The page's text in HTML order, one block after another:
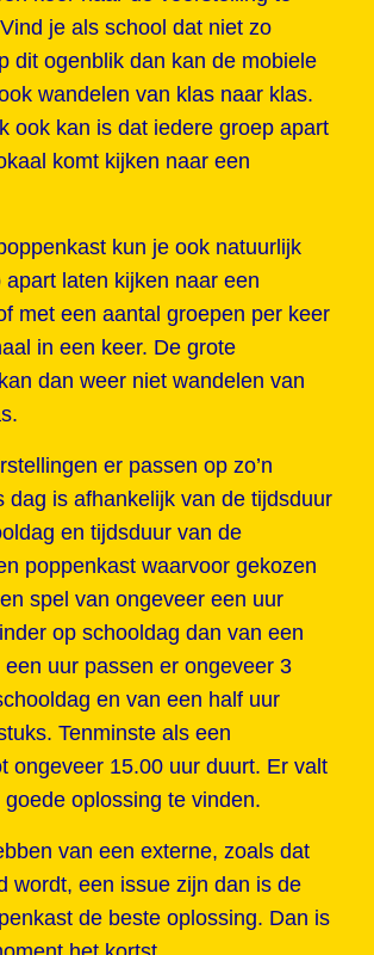
je als school dat niet zo
dit ogenblik dan kan de mobiele
wandelen van klas naar klas.
ook kan is dat iedere groep apart
komt kijken naar een
kun je ook natuurlijk
apart laten kijken naar een
met een aantal groepen per keer
in een keer. De grote
dan weer niet wandelen van
er passen op zo’n
dag is afhankelijk van de tijdsduur
en tijdsduur van de
poppenkast waarvoor gekozen
spel van ongeveer een uur
op schooldag dan van een
een uur passen er ongeveer 3
en van een half uur
Tenminste als een
ongeveer 15.00 uur duurt. Er valt
oplossing te vinden.
van een externe, zoals dat
wordt, een issue zijn dan is de
de beste oplossing. Dan is